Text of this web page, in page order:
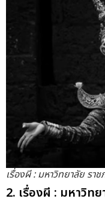
เรื่องผี : มหาวิทยาลัย รา
2. เรื่องผี : มหาวิท